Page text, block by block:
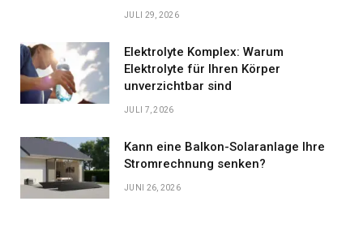
JULI 29, 2026
Elektrolyte Komplex: Warum
Elektrolyte für Ihren Körper
unverzichtbar sind
JULI 7, 2026
Kann eine Balkon-Solaranlage Ihre
Stromrechnung senken?
JUNI 26, 2026